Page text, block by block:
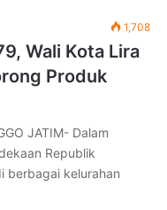
1,708
Wali Kota Lira
Produk
JATIM- Dalam
Republik
berbagai kelurahan